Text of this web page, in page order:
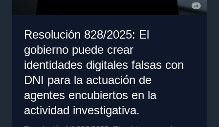
Resolución 828/2025: El
gobierno puede crear
identidades digitales falsas con
DNI para la actuación de
agentes encubiertos en la
actividad investigativa.
la
actividad
investigativa.